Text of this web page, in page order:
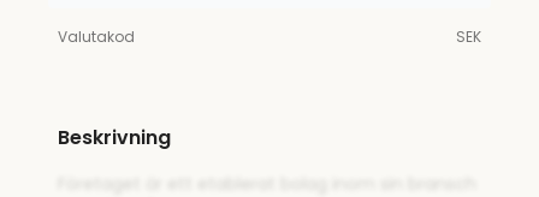
Valutakod SEK
Beskrivning